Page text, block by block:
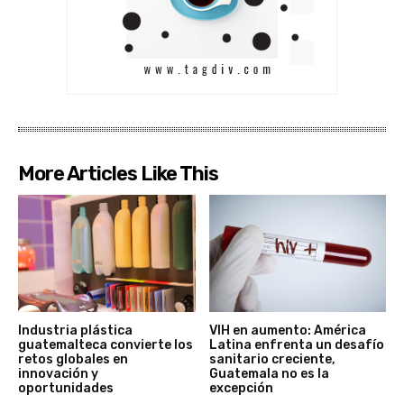
More Articles Like This
Industria plástica
guatemalteca convierte los
retos globales en
innovación y
oportunidades
VIH en aumento: América
Latina enfrenta un desafío
sanitario creciente,
Guatemala no es la
excepción